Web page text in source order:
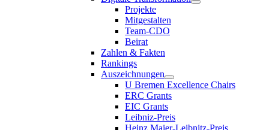
Projekte
Mitgestalten
Team-CDO
Beirat
Zahlen & Fakten
Rankings
Auszeichnungen
U Bremen Excellence Chairs
ERC Grants
EIC Grants
Leibniz-Preis
Heinz Maier-Leibnitz-Preis